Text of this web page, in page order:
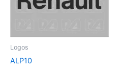
Logos
ALP10